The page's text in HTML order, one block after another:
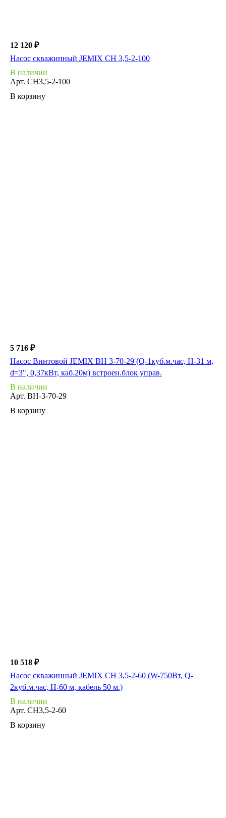
12 120 ₽
Насос скважинный JEMIX СН 3,5-2-100
В наличии
Арт. СН3,5-2-100
В корзину
5 716 ₽
Насос Винтовой JEMIX ВН 3-70-29 (Q-1куб.м.час, Н-31 м,
d=3", 0,37кВт, каб.20м) встроен.блок управ.
В наличии
Арт. ВН-3-70-29
В корзину
10 518 ₽
Насос скважинный JEMIX СН 3,5-2-60 (W-750Вт, Q-
2куб.м.час, Н-60 м, кабель 50 м.)
В наличии
Арт. СН3,5-2-60
В корзину